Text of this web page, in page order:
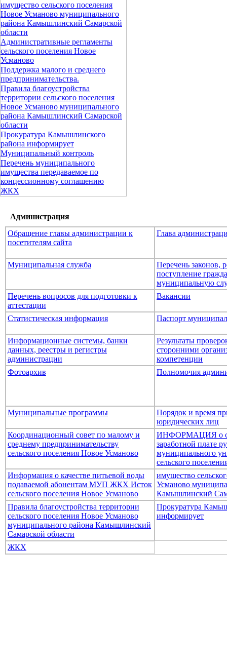
имущество сельского поселения
Новое Усманово муниципального
района Камышлинский Самарской
области
Административные регламенты
сельского поселения Новое
Усманово
Поддержка малого и среднего
предпринимательства.
Правила благоустройства
территории сельского поселения
Новое Усманово муниципального
района Камышлинский Самарской
области
Прокуратура Камышлинского
района информирует
Муниципальный контроль
Перечень муниципального
имущества передаваемое по
концессионному соглашению
ЖКХ
Администрация
Обращение главы администрации к
посетителям сайта
Глава
Муниципальная служба
Перечень законов,
поступление
муниципальную
Перечень вопросов для подготовки к
аттестации
Вакансии
Статистическая информация Паспорт
Информационные системы, банки
данных, реестры и регистры
администрации
Результаты
сторонними
компетенции
Фотоархив
Полномочия
Муниципальные программы
Порядок и время
юридических лиц
Координационный совет по малому и
среднему предпринимательству
сельского поселения Новое Усманово
ИНФОРМАЦИЯ о
заработной плате
муниципального
сельского
Информация о качестве питьевой воды
подаваемой абонентам МУП ЖКХ Исток
сельского поселения Новое Усманово
имущество
Усманово
Камышлинский
Правила благоустройства территории
сельского поселения Новое Усманово
муниципального района Камышлинский
Самарской области
Прокуратура
информирует
ЖКХ